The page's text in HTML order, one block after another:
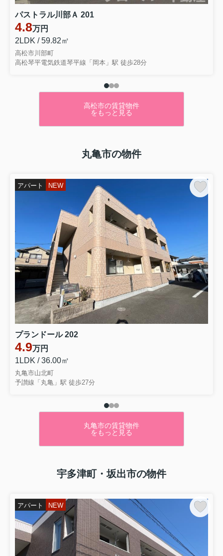
パストラル川部Ａ 201
4.8万円
2LDK / 59.82㎡
高松市川部町
高松琴平電気鉄道琴平線「岡本」駅 徒歩28分
高松市の賃貸物件
をもっと見る
丸亀市の物件
アパート NEW
プランドール 202
4.9万円
1LDK / 36.00㎡
丸亀市山北町
予讃線「丸亀」駅 徒歩27分
丸亀市の賃貸物件
をもっと見る
宇多津町・坂出市の物件
アパート NEW